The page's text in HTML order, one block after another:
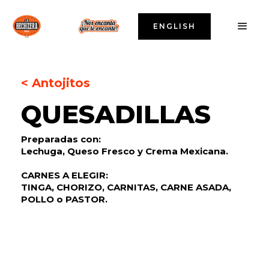
ENGLISH
< Antojitos
QUESADILLAS
Preparadas con:
Lechuga, Queso Fresco y Crema Mexicana.
CARNES A ELEGIR:
TINGA, CHORIZO, CARNITAS, CARNE ASADA,
POLLO o PASTOR.